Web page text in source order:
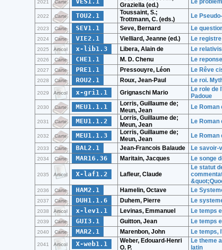
2021 Carte
Graziella (ed.)
Le
2022 Carte TOU2.1
Toussaint, S.;
Trottmann, C. (eds.)
Le
2023 Carte SEV1.1 Seve, Bernard Le
2024 Carte VIE2.1 Vielliard, Jeanne (ed.) Le
2025 Articol x-lib1.3 Libera, Alain de Le
2026 Carte CHE1.1 M. D. Chenu Le
2027 Carte PRE1.1 Pressouyre, Léon Le Rêve
2028 Carte ROU2.1 Roux, Jean-Paul Le roi.
2029 Articol x-gri1.1 Grignaschi Mario
Le role de
Padoue
2030 Carte MEU1.1.1
Lorris, Guillaume de;
Meun, Jean
Le Roman
2031 Carte MEU1.1.2
Lorris, Guillaume de;
Meun, Jean
Le Roman
2032 Carte MEU1.1.3
Lorris, Guillaume de;
Meun, Jean
Le Roman
2033 Carte BAL2.1 Jean-Francois Balaude Le savoir-
2034 Carte MAR16.36 Maritain, Jacques Le songe
2035 Articol X-laf1.2 Lafleur, Claude
Le statut
2036 Carte HAM2.1 Hamelin, Octave Le
2037 Carte DUH1.1.6 Duhem, Pierre Le
2038 Articol x-lev1.1 Levinas, Emmanuel Le temps
2039 Carte GUI3.1 Guitton, Jean Le temps
2040 Carte MAR2.1 Marenbon, John Le temps,
2041 Articol X-web1.1
Weber, Edouard-Henri
O. P.
Le theme
latin